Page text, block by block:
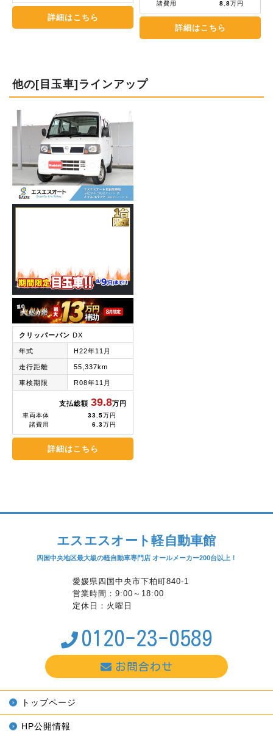
詳細はこちら
諸費用
8.8万円
詳細はこちら
他の[目玉車]ラインアップ
クリッパーバン DX
年式 H22年11月
走行距離 55,337km
車検期限 R08年11月
支払総額 39.8万円
車両本体 33.5万円
諸費用
6.3万円
詳細はこちら
エスエスオート軽自動車館
四国中央地区最大級の軽自動車専門店 オールメーカー200台以上！
愛媛県四国中央市下柏町840-1
営業時間：9:00～18:00
定休日：火曜日
0120-23-0589
お問合わせ
トップページ
HP公開情報